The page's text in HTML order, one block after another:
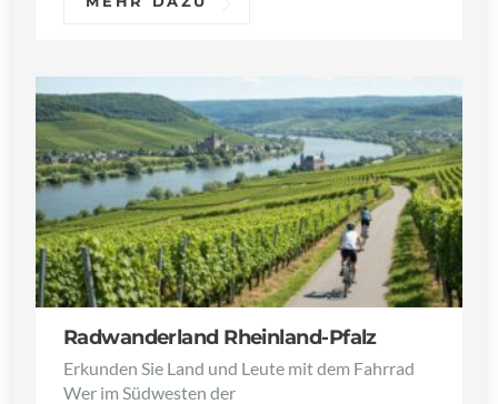
Radwanderland Rheinland-Pfalz
Erkunden Sie Land und Leute mit dem Fahrrad
Wer im Südwesten der